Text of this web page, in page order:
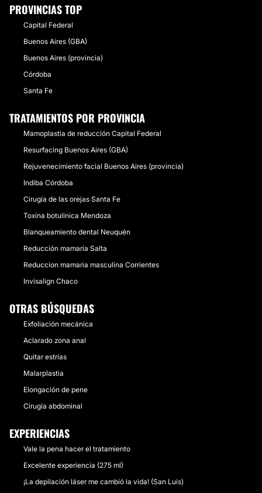
PROVINCIAS TOP
Capital Federal
Buenos Aires (GBA)
Buenos Aires (provincia)
Córdoba
Santa Fe
TRATAMIENTOS POR PROVINCIA
Mamoplastia de reducción Capital Federal
Resurfacing Buenos Aires (GBA)
Rejuvenecimiento facial Buenos Aires (provincia)
Indiba Córdoba
Cirugía de las orejas Santa Fe
Toxina botulinica Mendoza
Blanqueamiento dental Neuquén
Reducción mamaria Salta
Reduccion mamaria masculina Corrientes
Invisalign Chaco
OTRAS BÚSQUEDAS
Exfoliación mecánica
Aclarado zona anal
Quitar estrías
Malarplastia
Elongación de pene
Cirugía abdominal
EXPERIENCIAS
Vale la pena hacer el tratamiento
Excelente experiencia (275 ml)
¡La depilación láser me cambió la vida! (San Luis)